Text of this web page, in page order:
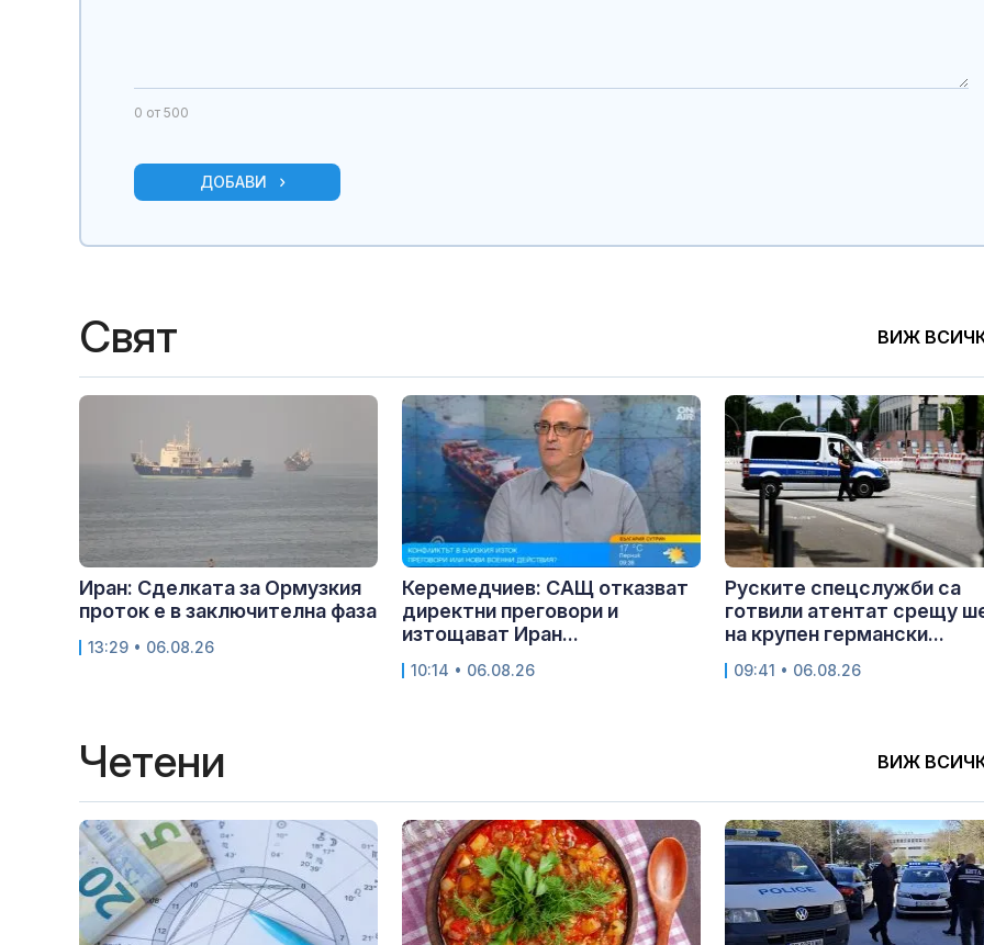
0 от 500
ДОБАВИ
Свят ВИЖ
Иран: Сделката за Ормузкия
проток е в заключителна фаза
13:29 • 06.08.26
Керемедчиев: САЩ отказват
директни преговори и
изтощават Иран...
10:14 • 06.08.26
Руските спецслужби са
готвили атентат срещу
на крупен германски...
09:41 • 06.08.26
Четени ВИЖ